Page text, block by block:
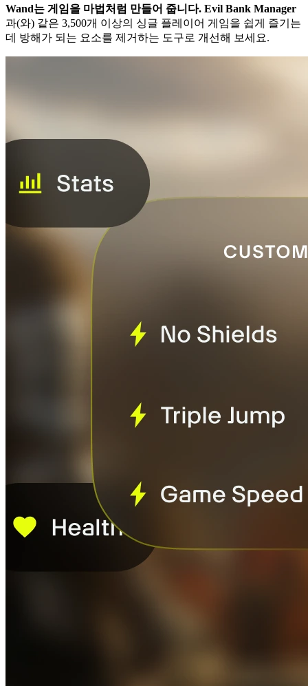
Wand는 게임을 마법처럼 만들어 줍니다. Evil Bank Manager
과(와) 같은 3,500개 이상의 싱글 플레이어 게임을 쉽게 즐기는
데 방해가 되는 요소를 제거하는 도구로 개선해 보세요.